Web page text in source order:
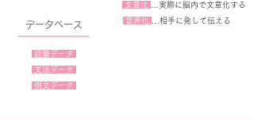
​データベース
語彙データ
文法データ
​ 例文データ
文章化
…実際に脳内で文章化する
音声化
…相手に発して伝える